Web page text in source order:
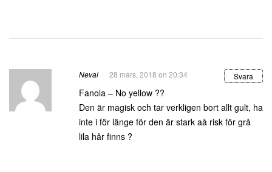
Neval 28 mars, 2018 on 20:34 Svara
Fanola – No yellow ??
Den är magisk och tar verkligen bort allt gult, ha
inte i för länge för den är stark aå risk för grå
lila hår finns ?